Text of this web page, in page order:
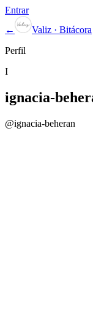
Entrar
←
Valiz · Bitácora
Perfil
I
ignacia-
@ignacia-beheran